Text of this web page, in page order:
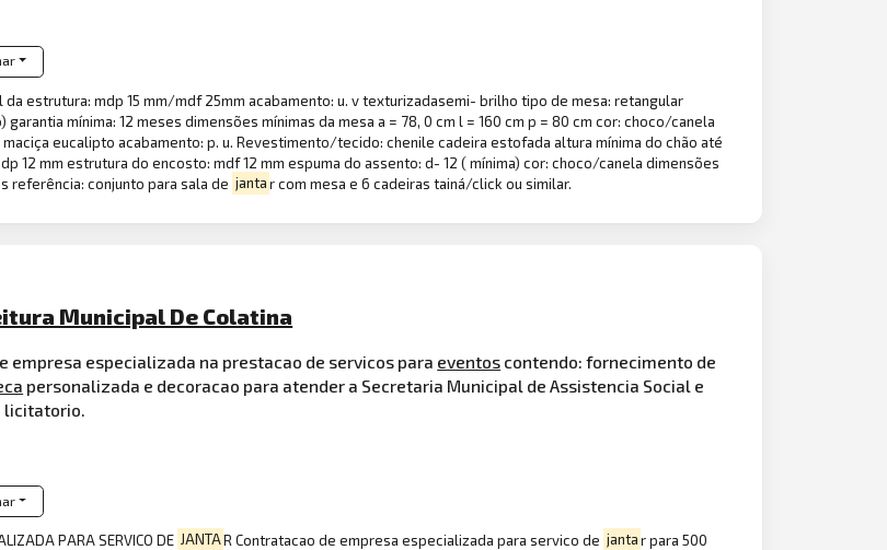
estrutura: mdp 15 mm/mdf 25mm acabamento: u. v texturizadasemi- brilho tipo de mesa: retangular
mínima: 12 meses dimensões mínimas da mesa a = 78, 0 cm l = 160 cm p = 80 cm cor: choco/canela
eucalipto acabamento: p. u. Revestimento/tecido: chenile cadeira estofada altura mínima do chão até
12 mm estrutura do encosto: mdf 12 mm espuma do assento: d- 12 ( mínima) cor: choco/canela dimensões
referência: conjunto para sala de jantar com mesa e 6 cadeiras tainá/click ou similar.
Municipal De Colatina
especializada na prestacao de servicos para eventos contendo: fornecimento de
personalizada e decoracao para atender a Secretaria Municipal de Assistencia Social e
licitatorio.
PARA SERVICO DE JANTAR Contratacao de empresa especializada para servico de jantar para 500